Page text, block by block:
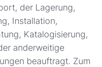
der Lagerung,
Installation,
Katalogisierung,
anderweitige
beauftragt. Zum